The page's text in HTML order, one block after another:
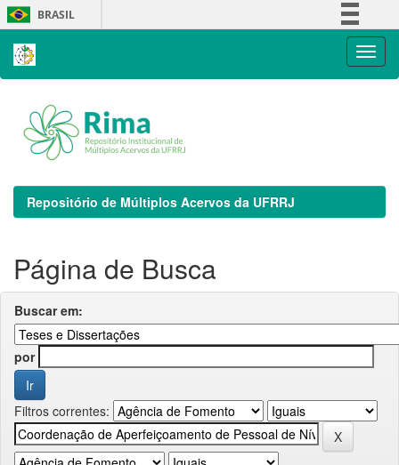
Skip
navigation
BRASIL
Repositório de Múltiplos Acervos da UFRRJ
Página de Busca
Buscar em:
por
Filtros correntes: